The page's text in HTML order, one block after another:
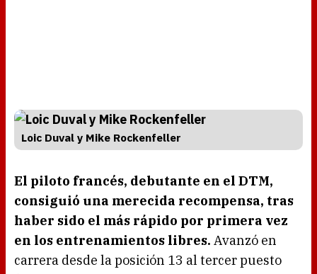
Loic Duval y Mike Rockenfeller
El piloto francés, debutante en el DTM,
consiguió una merecida recompensa, tras
haber sido el más rápido por primera vez
en los entrenamientos libres. Avanzó en
carrera desde la posición 13 al tercer puesto